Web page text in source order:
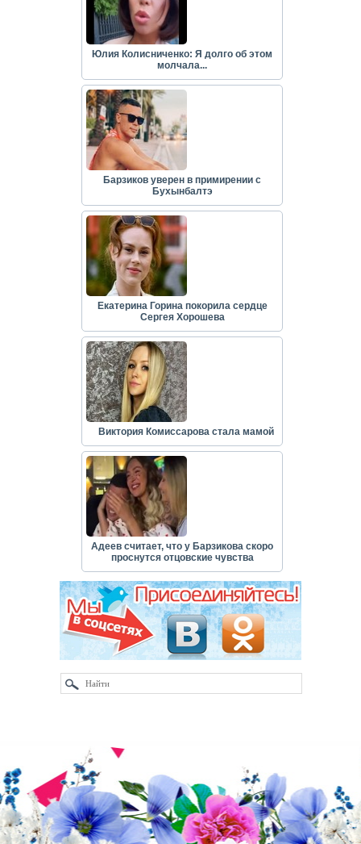
Юлия Колисниченко: Я долго об этом
молчала...
Барзиков уверен в примирении с
Бухынбалтэ
Екатерина Горина покорила сердце
Сергея Хорошева
Виктория Комиссарова стала мамой
Адеев считает, что у Барзикова скоро
проснутся отцовские чувства